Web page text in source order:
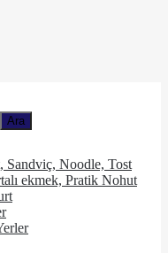
Ara
Sandviç, Noodle, Tost
ekmek, Pratik Nohut